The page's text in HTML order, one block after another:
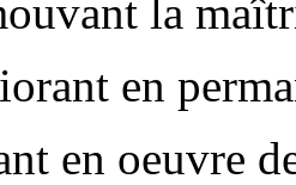
la
en
en oeuvre